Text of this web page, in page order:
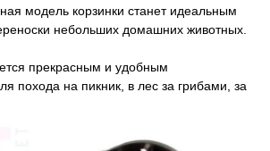
модель корзинки станет идеальным
небольших домашних животных.
прекрасным и удобным
похода на пикник, в лес за грибами, за